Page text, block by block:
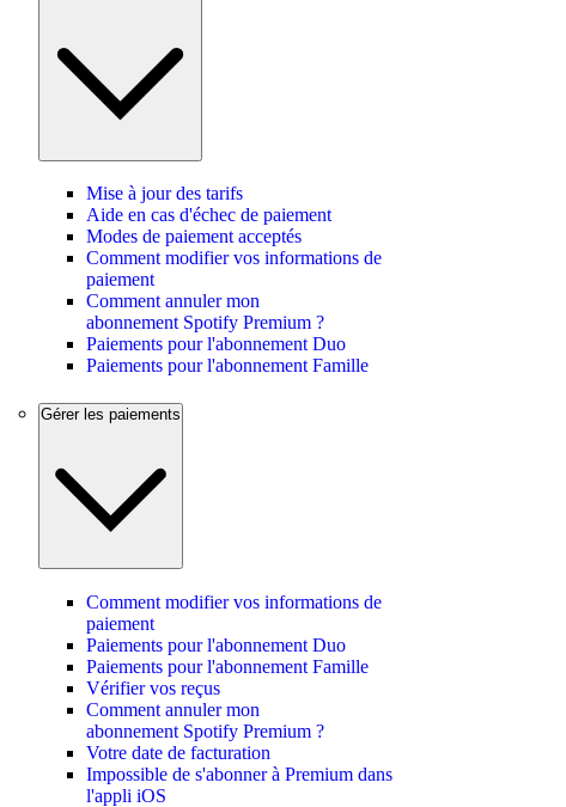
Mise à jour des tarifs
Aide en cas d'échec de paiement
Modes de paiement acceptés
Comment modifier vos informations de
paiement
Comment annuler mon
abonnement Spotify Premium ?
Paiements pour l'abonnement Duo
Paiements pour l'abonnement Famille
Gérer les paiements
Comment modifier vos informations de
paiement
Paiements pour l'abonnement Duo
Paiements pour l'abonnement Famille
Vérifier vos reçus
Comment annuler mon
abonnement Spotify Premium ?
Votre date de facturation
Impossible de s'abonner à Premium dans
l'appli iOS